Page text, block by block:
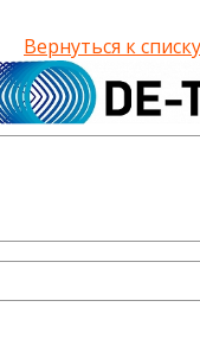
Вернуться к